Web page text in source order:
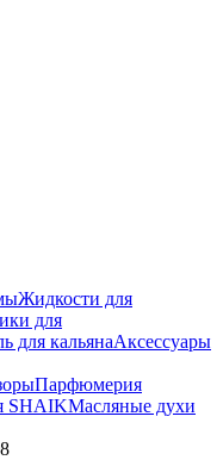
Жидкости для
для
для кальянаАксессуары
Парфюмерия
SHAIKМасляные духи